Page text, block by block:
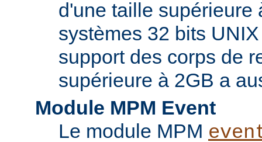
d'une taille supérieure
systèmes 32 bits
support des corps de
supérieure à 2GB a
Module MPM Event
Le module MPM